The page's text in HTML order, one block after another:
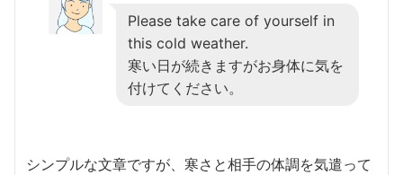
Please take care of yourself in
this cold weather.
寒い日が続きますがお身体に気を
付けてください。
シンプルな文章ですが、寒さと相手の体調を気遣って